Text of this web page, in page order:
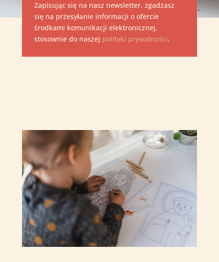
Zapisując się na nasz newsletter, zgadzasz
się na przesyłanie informacji o ofercie
środkami komunikacji elektronicznej,
stosownie do naszej polityki prywatności.